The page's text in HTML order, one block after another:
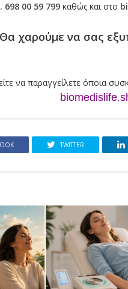
698 00 59 799 καθώς και στο
Θα χαρούμε να σας
να παραγγείλετε όποια
TWITTER